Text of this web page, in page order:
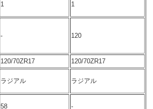
1 1
- 120
120/70ZR17
120/70ZR17
ラジアル ラジアル
58 -